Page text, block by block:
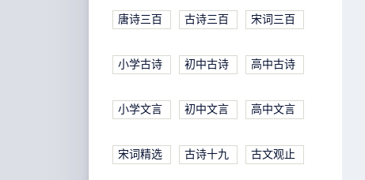
唐诗三百 古诗三百 宋词三百
小学古诗 初中古诗 高中古诗
小学文言 初中文言 高中文言
宋词精选 古诗十九 古文观止